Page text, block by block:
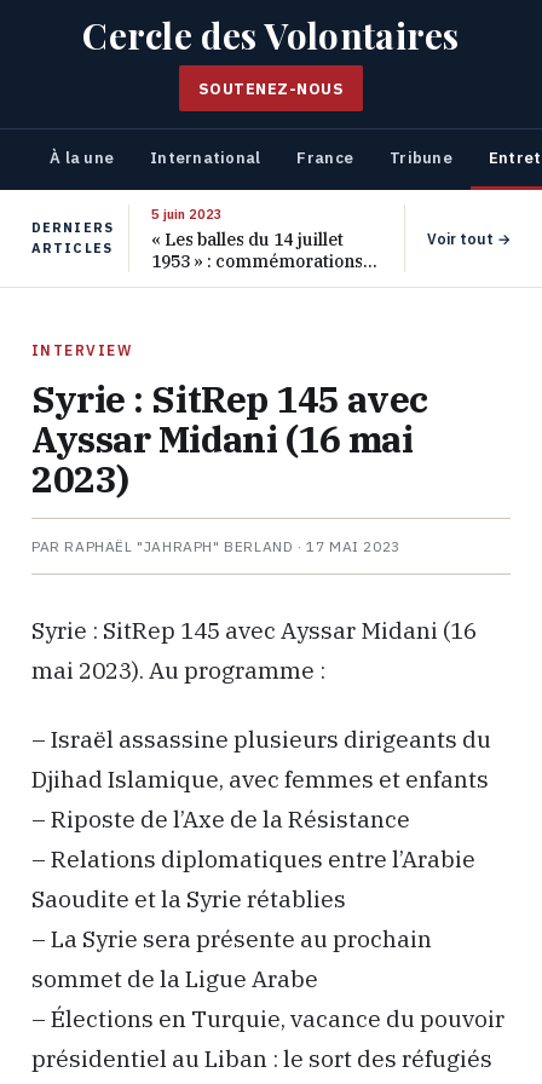
Cercle des Volontaires
SOUTENEZ-NOUS
À la une International France Tribune
DERNIERS
ARTICLES
5 juin 2023
« Les balles du 14 juillet
1953 » : commémorations
pour les 70 ans de ce
Voir tout →
INTERVIEW
Syrie : SitRep 145 avec
Ayssar Midani (16 mai
2023)
PAR RAPHAËL "JAHRAPH" BERLAND ·17 MAI 2023
Syrie : SitRep 145 avec Ayssar Midani (16
mai 2023). Au programme :
– Israël assassine plusieurs dirigeants du
Djihad Islamique, avec femmes et enfants
– Riposte de l’Axe de la Résistance
– Relations diplomatiques entre l’Arabie
Saoudite et la Syrie rétablies
– La Syrie sera présente au prochain
sommet de la Ligue Arabe
– Élections en Turquie, vacance du pouvoir
présidentiel au Liban : le sort des réfugiés